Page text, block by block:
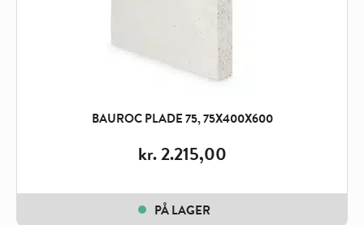
BAUROC PLADE 75, 75X400X600
kr.2.215,00
PÅ LAGER